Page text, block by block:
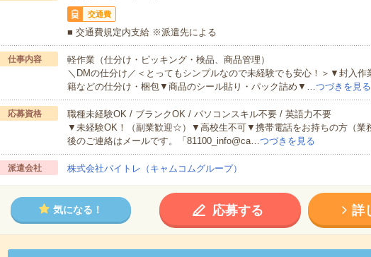
交通費
■ 交通費規定内支給 ※派遣先による
仕事内容
軽作業（仕分け・ピッキング・検品、商品管理）
＼DMの仕分け／＜とってもシンプルなので未経験でも安心！＞▼封入
籍などの仕分け・梱包▼商品のシール貼り・パック詰め▼…つづきを見る
応募資格
職種未経験OK / ブランクOK / パソコンスキル不要 / 英語力不要
▼未経験OK！（副業歓迎☆）▼高校生不可▼携帯電話をお持ちの方（業
後のご連絡はメールです。「81100_info@ca…つづきを見る
派遣会社 株式会社バイトレ（キャムコムグループ）
気になる！ 応募する 詳